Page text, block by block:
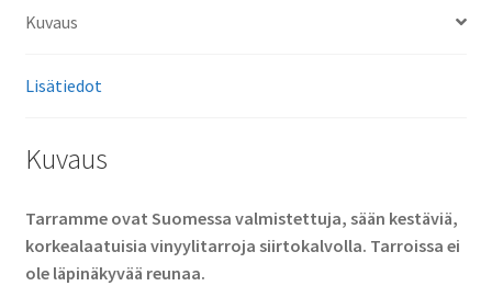
Kuvaus
Lisätiedot
Kuvaus
Tarramme ovat Suomessa valmistettuja, sään kestäviä,
korkealaatuisia vinyylitarroja siirtokalvolla. Tarroissa ei
ole läpinäkyvää reunaa.